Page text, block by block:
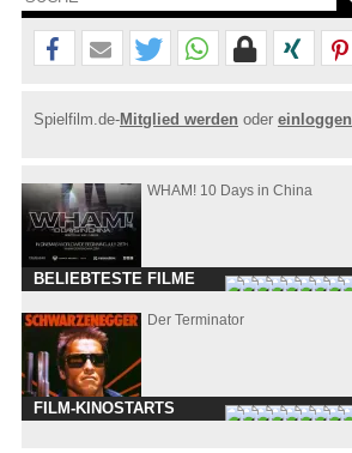
Spielfilm.de-Mitglied werden oder einloggen
WHAM! 10 Days in China
BELIEBTESTE FILME
Der Terminator
FILM-KINOSTARTS